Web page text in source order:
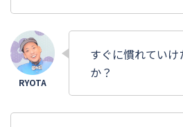
すぐに慣れてい
か？